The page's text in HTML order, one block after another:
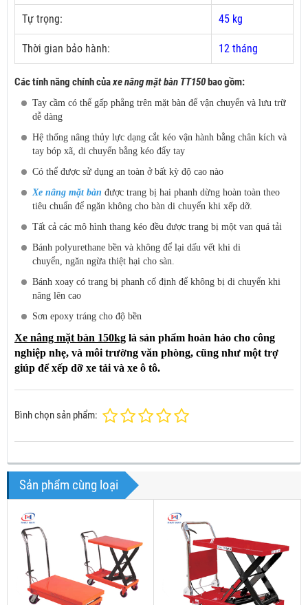
Tự trọng: 45 kg
Thời gian bảo hành: 12 tháng
Các tính năng chính củaxe nâng mặt bàn TT150bao gồm:
Tay cầm có thể gấp phẳng trên mặt bàn để vận chuyển và lưu trữ
dễ dàng
Hệ thống nâng thủy lực dạng cắt kéo vận hành bằng chân kích và
tay bóp xã, di chuyển bằng kéo đẩy tay
Có thể được sử dụng an toàn ở bất kỳ độ cao nào
Xe nâng mặt bàn được trang bị hai phanh dừng hoàn toàn theo
tiêu chuẩn để ngăn không cho bàn di chuyển khi xếp dỡ.
Tất cả các mô hình thang kéo đều được trang bị một van quá tải
Bánh polyurethane bền và không để lại dấu vết khi di
chuyển, ngăn ngừa thiệt hại cho sàn.
Bánh xoay có trang bị phanh cố định để không bị di chuyển khi
nâng lên cao
Sơn epoxy tráng cho độ bền
Xe nâng mặt bàn 150kg là sản phẩm hoàn hảo cho công
nghiệp nhẹ, và môi trường văn phòng, cũng như một trợ
giúp để xếp dỡ xe tải và xe ô tô.
Bình chọn sản phẩm:
Sản phẩm cùng loại